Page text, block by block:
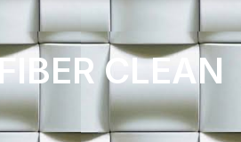
CLEAN